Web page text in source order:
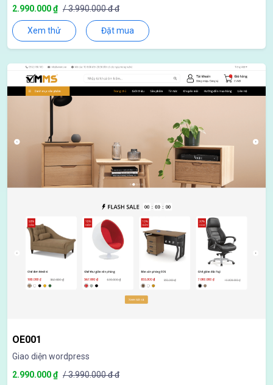
2.990.000 ₫ / 3.990.000 đ đ
Xem thử Đặt mua
OE001
Giao diện wordpress
2.990.000 ₫ / 3.990.000 đ đ